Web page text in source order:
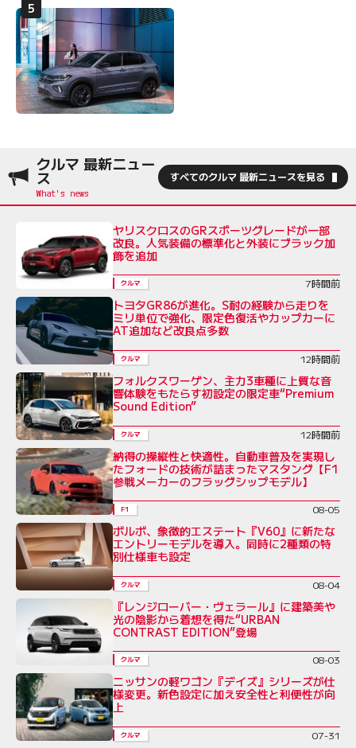
クルマ 最新ニュー
ス すべてのクルマ 最新ニュースを見る
ヤリスクロスのGRスポーツグレードが一部
改良。人気装備の標準化と外装にブラック加
飾を追加
クルマ 7時間前
トヨタGR86が進化。S耐の経験から走りを
ミリ単位で強化、限定色復活やカップカーに
AT追加など改良点多数
クルマ 12時間前
フォルクスワーゲン、主力3車種に上質な音
響体験をもたらす初設定の限定車“Premium
Sound Edition”
クルマ 12時間前
納得の操縦性と快適性。自動車普及を実現し
たフォードの技術が詰まったマスタング【F1
参戦メーカーのフラッグシップモデル】
F1 08-05
ボルボ、象徴的エステート『V60』に新たな
エントリーモデルを導入。同時に2種類の特
別仕様車も設定
クルマ 08-04
『レンジローバー・ヴェラール』に建築美や
光の陰影から着想を得た“URBAN
CONTRAST EDITION”登場
クルマ 08-03
ニッサンの軽ワゴン『デイズ』シリーズが仕
様変更。新色設定に加え安全性と利便性が向
上
クルマ 07-31